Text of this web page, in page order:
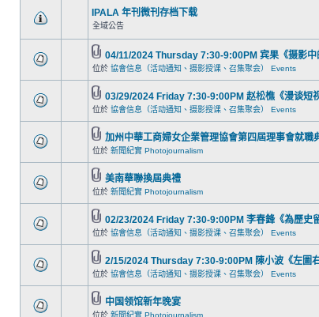
IPALA 年刊微刊存档下载
全域公告
04/11/2024 Thursday 7:30-9:00PM 宾果《摄影
位於 協會信息（活动通知、摄影授课、召集聚会） Events
03/29/2024 Friday 7:30-9:00PM 赵松樵《漫谈短
位於 協會信息（活动通知、摄影授课、召集聚会） Events
加州中華工商婦女企業管理協會第四屆理事會就職
位於 新聞紀實 Photojournalism
美南華聯換屆典禮
位於 新聞紀實 Photojournalism
02/23/2024 Friday 7:30-9:00PM 李春鋒《為歷史
位於 協會信息（活动通知、摄影授课、召集聚会） Events
2/15/2024 Thursday 7:30-9:00PM 陳小波《左圖
位於 協會信息（活动通知、摄影授课、召集聚会） Events
中国领馆新年晚宴
位於 新聞紀實 Photojournalism